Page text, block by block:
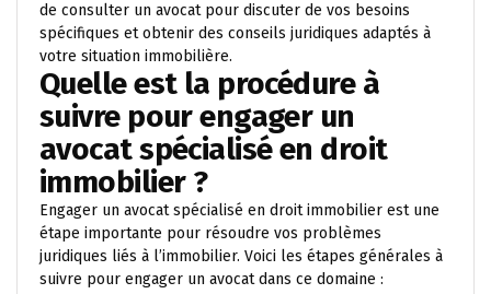
de consulter un avocat pour discuter de vos besoins
spécifiques et obtenir des conseils juridiques adaptés à
votre situation immobilière.
Quelle est la procédure à
suivre pour engager un
avocat spécialisé en droit
immobilier ?
Engager un avocat spécialisé en droit immobilier est une
étape importante pour résoudre vos problèmes
juridiques liés à l’immobilier. Voici les étapes générales à
suivre pour engager un avocat dans ce domaine :